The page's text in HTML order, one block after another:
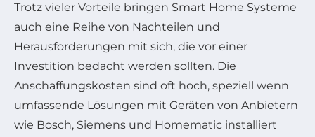
Trotz vieler Vorteile bringen Smart Home Systeme
auch eine Reihe von Nachteilen und
Herausforderungen mit sich, die vor einer
Investition bedacht werden sollten. Die
Anschaffungskosten sind oft hoch, speziell wenn
umfassende Lösungen mit Geräten von Anbietern
wie Bosch, Siemens und Homematic installiert